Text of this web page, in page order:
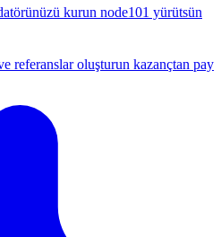
kurun node101 yürütsün
referanslar oluşturun kazançtan pay